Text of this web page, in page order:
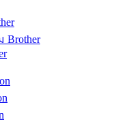
Brother